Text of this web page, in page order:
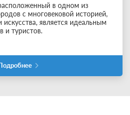
в одном из
с многовековой историей,
является идеальным
и туристов.